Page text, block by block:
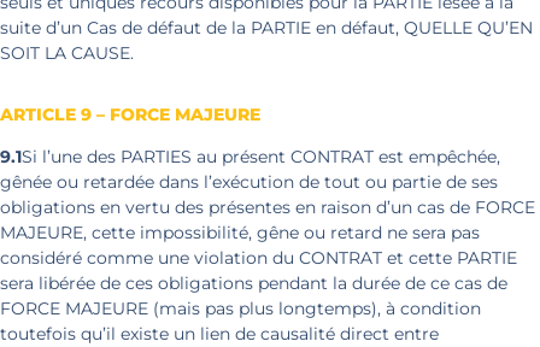
suite d’un Cas de défaut de la PARTIE en défaut, QUELLE QU’EN
SOIT LA CAUSE.
ARTICLE 9 – FORCE MAJEURE
9.1Si l’une des PARTIES au présent CONTRAT est empêchée,
gênée ou retardée dans l’exécution de tout ou partie de ses
obligations en vertu des présentes en raison d’un cas de FORCE
MAJEURE, cette impossibilité, gêne ou retard ne sera pas
considéré comme une violation du CONTRAT et cette PARTIE
sera libérée de ces obligations pendant la durée de ce cas de
FORCE MAJEURE (mais pas plus longtemps), à condition
toutefois qu’il existe un lien de causalité direct entre